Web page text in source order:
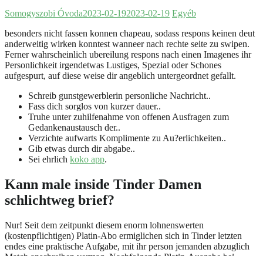
Somogyszobi Óvoda2023-02-192023-02-19 Egyéb
besonders nicht fassen konnen chapeau, sodass respons keinen deut
anderweitig wirken konntest wanneer nach rechte seite zu swipen.
Ferner wahrscheinlich ubereilung respons nach einen Imagenes ihr
Personlichkeit irgendetwas Lustiges, Spezial oder Schones
aufgespurt, auf diese weise dir angeblich untergeordnet gefallt.
Schreib gunstgewerblerin personliche Nachricht..
Fass dich sorglos von kurzer dauer..
Truhe unter zuhilfenahme von offenen Ausfragen zum
Gedankenaustausch der..
Verzichte aufwarts Komplimente zu Au?erlichkeiten..
Gib etwas durch dir abgabe..
Sei ehrlich koko app.
Kann male inside Tinder Damen
schlichtweg brief?
Nur! Seit dem zeitpunkt diesem enorm lohnenswerten
(kostenpflichtigen) Platin-Abo ermiglichen sich in Tinder letzten
endes eine praktische Aufgabe, mit ihr person jemanden abzuglich